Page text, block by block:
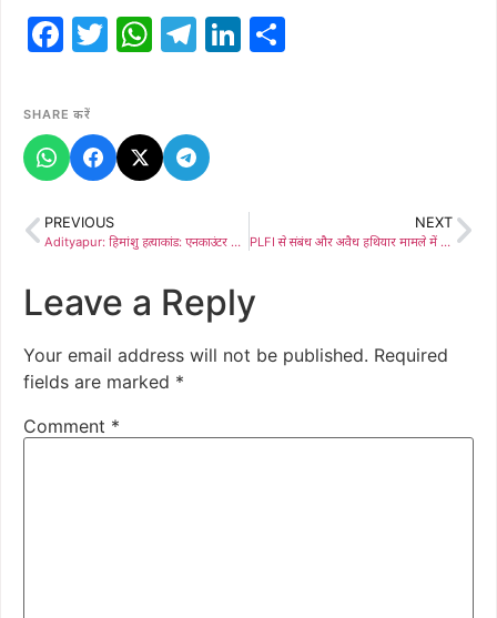
Facebook
Twitter
WhatsApp
Telegram
LinkedIn
SHARE करें
PREVIOUS
Adityapur: हिमांशु हत्याकांड: एनकाउंटर की मांग पर अड़े लोग आक्रोशित परिजनों ने डीजीपी से की न्याय की मांग
NEXT
PLFI से संबंध और अवैध हथियार मामले में रिंकु साहू दोषी करार, कोर्ट ने सुनाई 3 साल की सजा
Leave a Reply
Your email address will not be published. Required
fields are marked *
Comment *